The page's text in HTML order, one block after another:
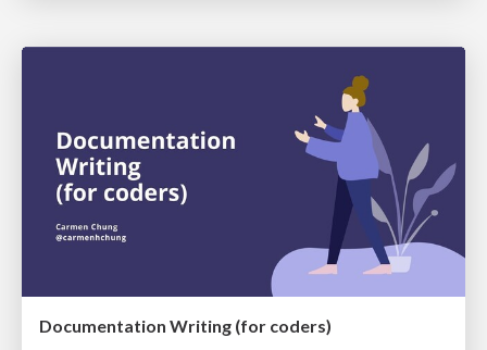
Documentation Writing (for coders)